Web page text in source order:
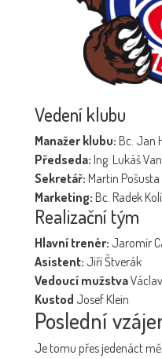
Vedení klubu
Manažer klubu: Bc. Jan
Předseda: Ing. Lukáš
Sekretář: Martin Pošusta
Marketing: Bc. Radek
Realizační tým
Hlavní trenér: Jaromír
Asistent: Jiří Štverák
Vedoucí mužstva
Kustod Josef Klein
Poslední
Je tomu přes jedenáct